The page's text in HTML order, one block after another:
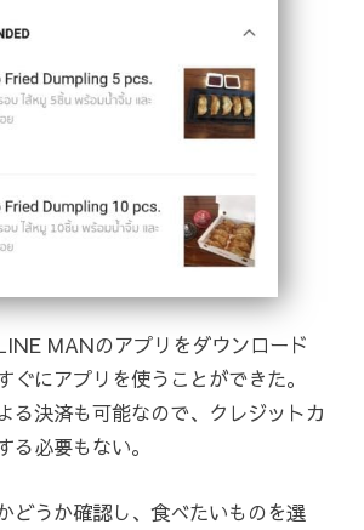
MANのアプリをダウンロード
ぐにアプリを使うことができた。
る決済も可能なので、クレジットカ
る必要もない。
どうか確認し、食べたいものを選